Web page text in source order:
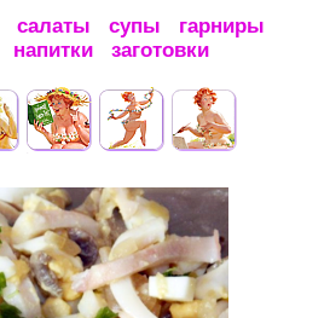
салаты супы
гарниры
напитки заготовки